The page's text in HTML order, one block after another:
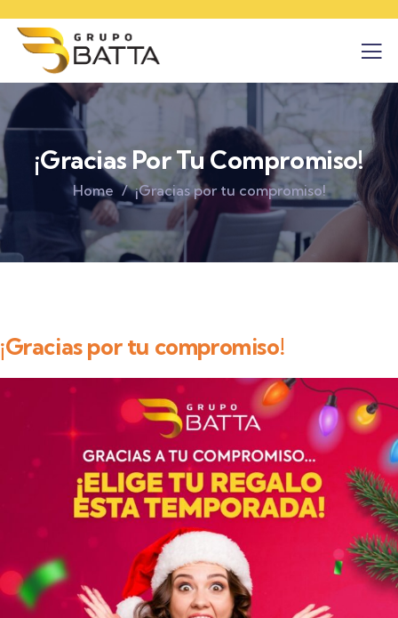
¡Gracias Por Tu Compromiso!
Home ¡Gracias por tu compromiso!
¡Gracias por tu compromiso!